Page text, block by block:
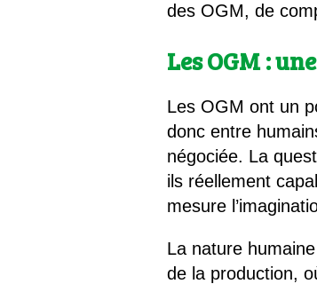
des OGM, de
Les OGM :
Les OGM ont un
donc entre
négociée. La
ils réellement
mesure
La nature
de la production,